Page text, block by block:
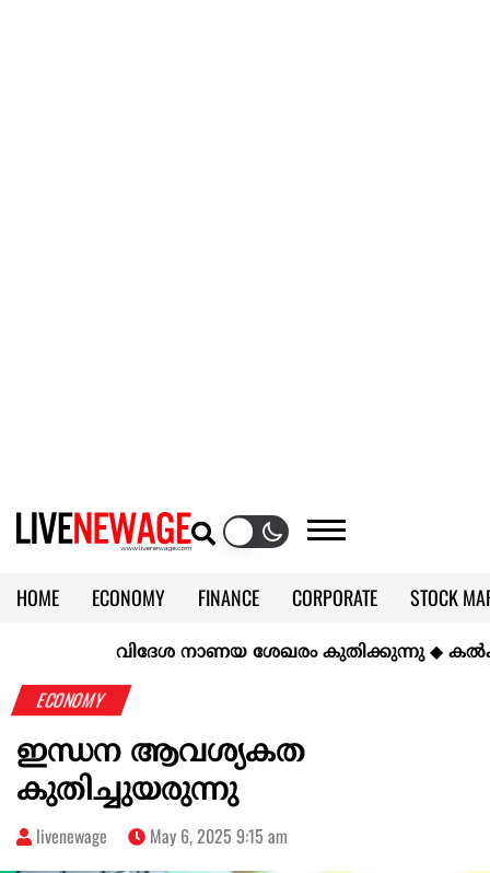
HOME ECONOMY FINANCE CORPORATE
STOCK
KERALA @70
വിദേശ നാണയ ശേഖരം കുതിക്കുന്നു◆
ECONOMY
ഇന്ധന ആവശ്യകത
കുതിച്ചുയരുന്നു
livenewage May 6, 2025 9:15 am